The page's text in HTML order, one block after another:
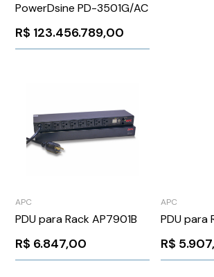
PowerDsine PD-3501G/AC
R$ 123.456.789,00
APC
PDU para Rack AP7901B
R$ 6.847,00
APC
PDU para
R$